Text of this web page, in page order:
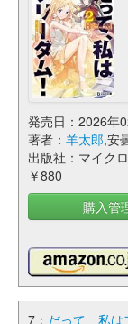
発売日：2026年
著者： 羊太郎,安
出版社：マイク
￥880
購入管
7： だって、私